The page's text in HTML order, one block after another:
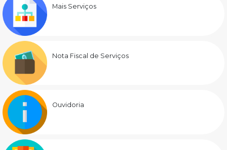
Mais Serviços
Nota Fiscal de Serviços
Ouvidoria